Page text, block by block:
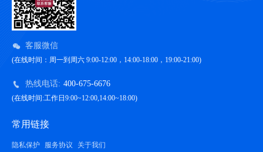
客服微信
(在线时间：周一到周六 9:00-12:00，14:00-18:00，19:00-21:00)
热线电话: 400-675-6676
(在线时间:工作日9:00~12:00,14:00~18:00)
常用链接
隐私保护 服务协议
关于我们